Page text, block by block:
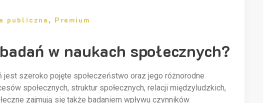
publiczna , Premium
w naukach społecznych?
jest szeroko pojęte społeczeństwo oraz jego różnorodne
społecznych, struktur społecznych, relacji międzyludzkich,
zajmują się także badaniem wpływu czynników